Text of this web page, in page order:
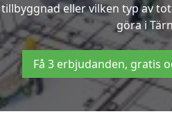
tillbyggnad eller vilken typ av
göra i
Få 3 erbjudanden, gratis